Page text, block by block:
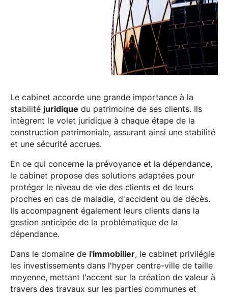
Le cabinet accorde une grande importance à la
stabilité juridique du patrimoine de ses clients. Ils
intègrent le volet juridique à chaque étape de la
construction patrimoniale, assurant ainsi une stabilité
et une sécurité accrues.
En ce qui concerne la prévoyance et la dépendance,
le cabinet propose des solutions adaptées pour
protéger le niveau de vie des clients et de leurs
proches en cas de maladie, d'accident ou de décès.
Ils accompagnent également leurs clients dans la
gestion anticipée de la problématique de la
dépendance.
Dans le domaine de l'immobilier, le cabinet privilégie
les investissements dans l'hyper centre-ville de taille
moyenne, mettant l'accent sur la création de valeur à
travers des travaux sur les parties communes et